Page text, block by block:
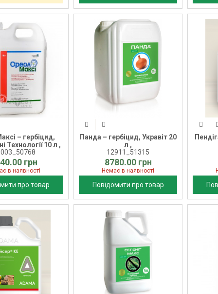
– гербіцид,
Технології 10 л ,
грн
в наявності
про товар
Панда – гербіцид, Укравіт 20
л ,
12911_51315
8780.00 грн
Немає в наявності
Повідомити про товар